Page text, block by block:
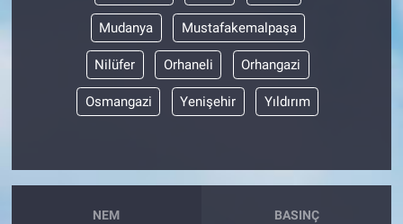
Mudanya Mustafakemalpaşa
Nilüfer Orhaneli Orhangazi
Osmangazi Yenişehir Yıldırım
NEM BASINÇ